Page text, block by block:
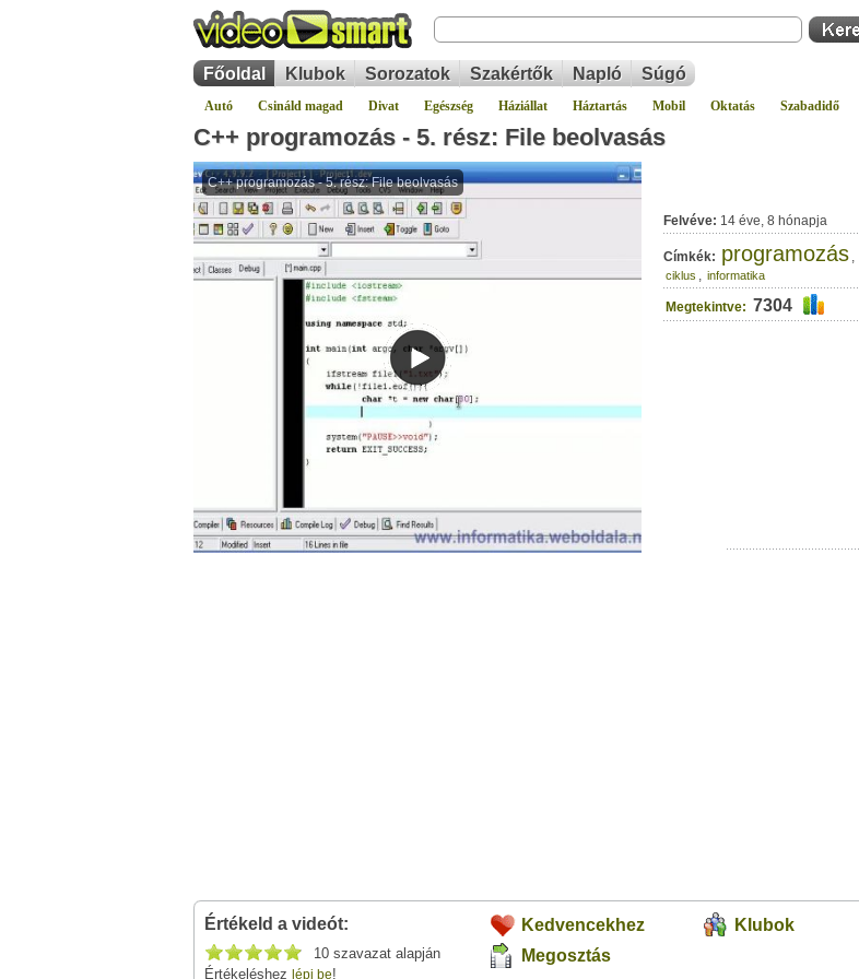
Főoldal Klubok Sorozatok Szakértők Napló Súgó
Autó Csináld magad Divat Egészség Háziállat Háztartás Mobil Oktatás Szabadidő
C++ programozás - 5. rész: File beolvasás
Felvéve: 14 éve, 8 hónapja
Címkék: programozás ,
ciklus , informatika
Megtekintve: 7304
Értékeld a videót:
10 szavazat alapján
Értékeléshez lépj be!
Kedvencekhez
Klubok
Megosztás